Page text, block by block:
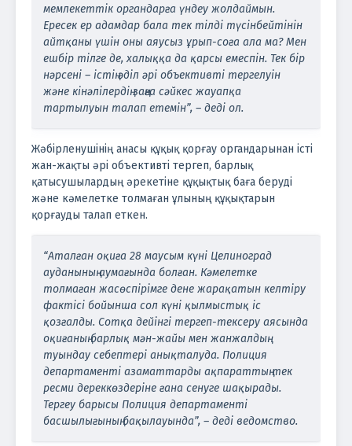
мемлекеттік органдарға үндеу жолдаймын.
Ересек ер адамдар бала тек тілді түсінбейтінін
айтқаны үшін оны аяусыз ұрып-соға ала ма? Мен
ешбір тілге де, халыққа да қарсы емеспін. Тек бір
нәрсені – істің әділ әрі объективті тергелуін
және кінәлілердің заңға сәйкес жауапқа
тартылуын талап етемін”, – деді ол.
Жәбірленушінің анасы құқық қорғау органдарынан істі
жан-жақты әрі объективті тергеп, барлық
қатысушылардың әрекетіне құқықтық баға беруді
және кәмелетке толмаған ұлының құқықтарын
қорғауды талап еткен.
“Аталған оқиға 28 маусым күні Целиноград
ауданының аумағында болған. Кәмелетке
толмаған жасөспірімге дене жарақатын келтіру
фактісі бойынша сол күні қылмыстық іс
қозғалды. Сотқа дейінгі тергеп-тексеру аясында
оқиғаның барлық мән-жайы мен жанжалдың
туындау себептері анықталуда. Полиция
департаменті азаматтарды ақпараттың тек
ресми дереккөздеріне ғана сенуге шақырады.
Тергеу барысы Полиция департаменті
басшылығының бақылауында”, – деді ведомство.